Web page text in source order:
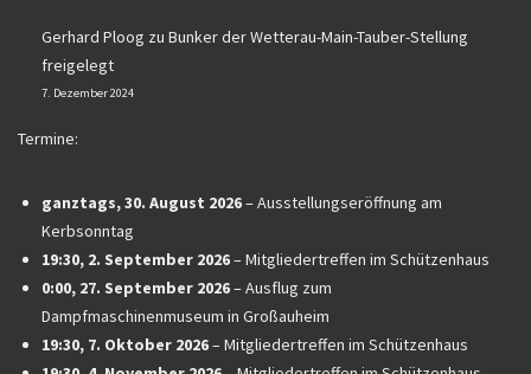
Gerhard Ploog zu Bunker der Wetterau-Main-Tauber-Stellung
freigelegt
7. Dezember 2024
Termine:
ganztags,30. August 2026–Ausstellungseröffnung am
Kerbsonntag
19:30, 2. September 2026–Mitgliedertreffen im Schützenhaus
0:00, 27. September 2026–Ausflug zum
Dampfmaschinenmuseum in Großauheim
19:30, 7. Oktober 2026–Mitgliedertreffen im Schützenhaus